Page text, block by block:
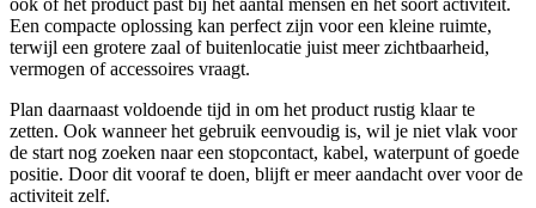
ook of het product past bij het aantal mensen en het soort activiteit.
Een compacte oplossing kan perfect zijn voor een kleine ruimte,
terwijl een grotere zaal of buitenlocatie juist meer zichtbaarheid,
vermogen of accessoires vraagt.
Plan daarnaast voldoende tijd in om het product rustig klaar te
zetten. Ook wanneer het gebruik eenvoudig is, wil je niet vlak voor
de start nog zoeken naar een stopcontact, kabel, waterpunt of goede
positie. Door dit vooraf te doen, blijft er meer aandacht over voor de
activiteit zelf.